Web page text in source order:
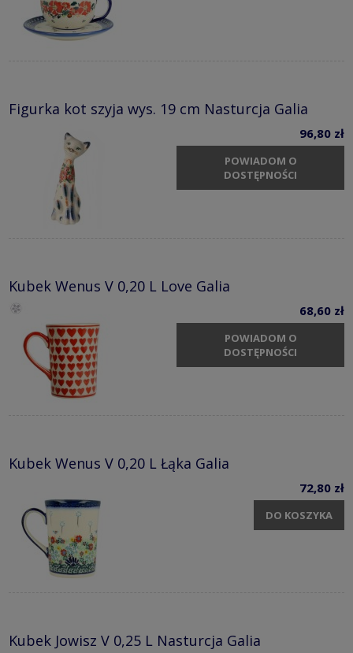
Figurka kot szyja wys. 19 cm Nasturcja Galia
96,80 zł
POWIADOM O
DOSTĘPNOŚCI
Kubek Wenus V 0,20 L Love Galia
68,60 zł
POWIADOM O
DOSTĘPNOŚCI
Kubek Wenus V 0,20 L Łąka Galia
72,80 zł
DO KOSZYKA
Kubek Jowisz V 0,25 L Nasturcja Galia